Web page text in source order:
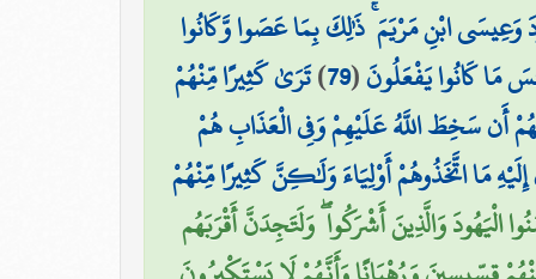
ابْنِ مَرْيَمَ ۚ ذَٰلِكَ بِمَا عَصَوا وَّكَانُوا
مَا كَانُوا يَفْعَلُونَ(
79
)تَرَىٰ كَثِيرًا مِّنْهُمْ
أَن سَخِطَ اللَّهُ عَلَيْهِمْ وَفِي الْعَذَابِ هُمْ
إِلَيْهِ مَا اتَّخَذُوهُمْ أَوْلِيَاءَ وَلَٰكِنَّ كَثِيرًا مِّنْهُمْ
الْيَهُودَ وَالَّذِينَ أَشْرَكُوا ۖ وَلَتَجِدَنَّ أَقْرَبَهُم